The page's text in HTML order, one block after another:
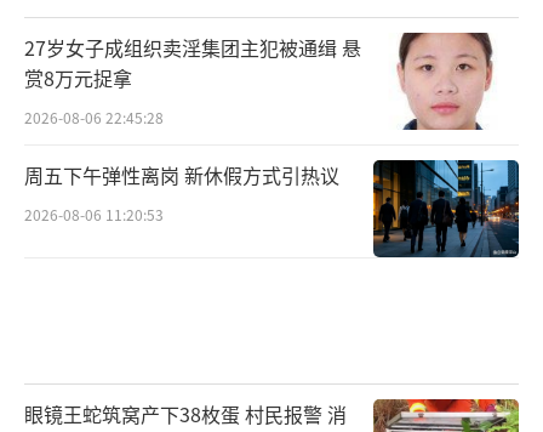
27岁女子成组织卖淫集团主犯被通缉 悬
赏8万元捉拿
2026-08-06 22:45:28
周五下午弹性离岗 新休假方式引热议
2026-08-06 11:20:53
眼镜王蛇筑窝产下38枚蛋 村民报警 消